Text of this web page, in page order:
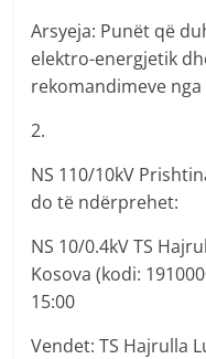
Arsyeja: Punët që
elektro-energjetik
rekomandimeve
2.
NS 110/10kV
do të ndërprehet:
NS 10/0.4kV TS
Kosova (kodi:
15:00
Vendet: TS Hajrulla